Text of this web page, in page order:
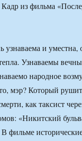
из фильма
и
Узнаваемы
народное
мэр? Который
как таксист
«Никитский